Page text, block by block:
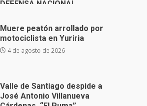
Valle de Santiago despide a
José Antonio Villanueva
Cárdenas, “El Puma”
3 de agosto de 2026
Hombre pierde la vida en
tabiquera